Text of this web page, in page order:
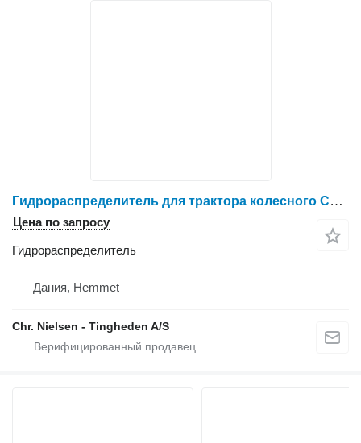
Гидрораспределитель для трактора колесного Case IH 7130
Цена по запросу
Гидрораспределитель
Дания, Hemmet
Chr. Nielsen - Tingheden A/S